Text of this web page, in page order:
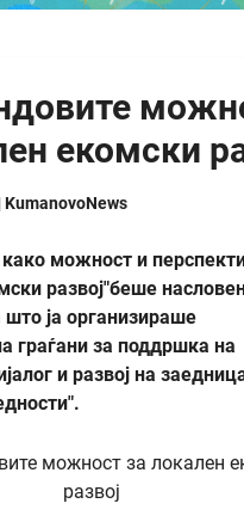
екомски
KumanovoNews
можност и
развој"беше
ја организираше
граѓани за поддршка на
и развој на